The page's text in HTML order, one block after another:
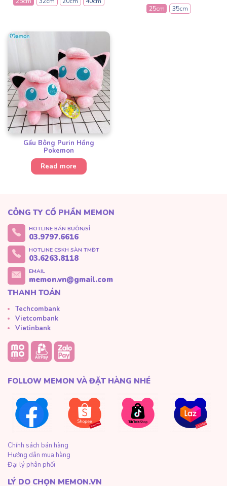
25cm 35cm
Gấu Bông Purin Hồng
Pokemon
Read more
CÔNG TY CỔ PHẦN MEMON
HOTLINE BÁN BUÔN/SỈ
03.9797.6616
HOTLINE CSKH SÀN TMĐT
03.6263.8118
EMAIL
memon.vn@gmail.com
THANH TOÁN
Techcombank
Vietcombank
Vietinbank
FOLLOW MEMON VÀ ĐẶT HÀNG NHÉ
Chính sách bán hàng
Hướng dẫn mua hàng
Đại lý phân phối
LÝ DO CHỌN MEMON.VN